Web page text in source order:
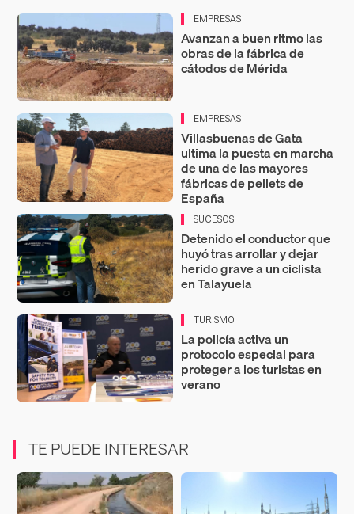
EMPRESAS
Avanzan a buen ritmo las
obras de la fábrica de
cátodos de Mérida
EMPRESAS
Villasbuenas de Gata
ultima la puesta en marcha
de una de las mayores
fábricas de pellets de
España
SUCESOS
Detenido el conductor que
huyó tras arrollar y dejar
herido grave a un ciclista
en Talayuela
TURISMO
La policía activa un
protocolo especial para
proteger a los turistas en
verano
TE PUEDE INTERESAR